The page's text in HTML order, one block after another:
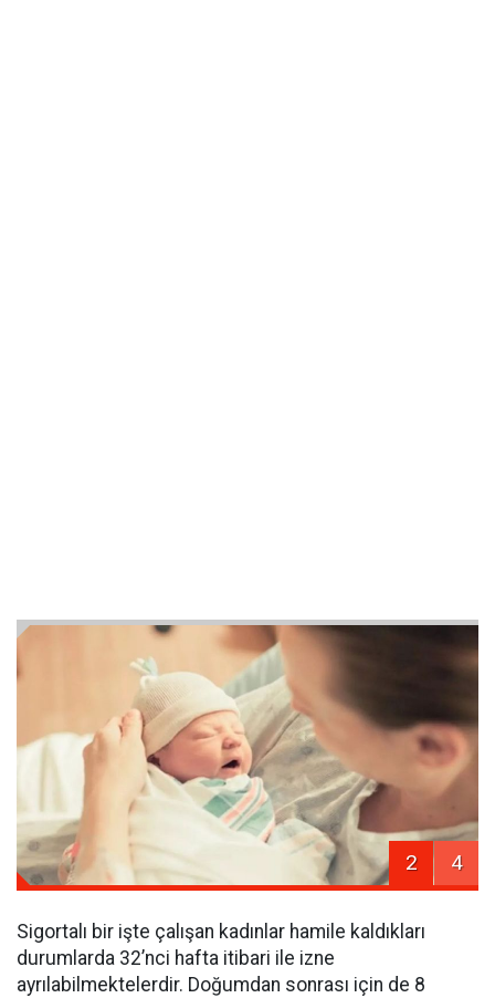
2 4
Sigortalı bir işte çalışan kadınlar hamile kaldıkları
durumlarda 32’nci hafta itibari ile izne
ayrılabilmektelerdir. Doğumdan sonrası için de 8